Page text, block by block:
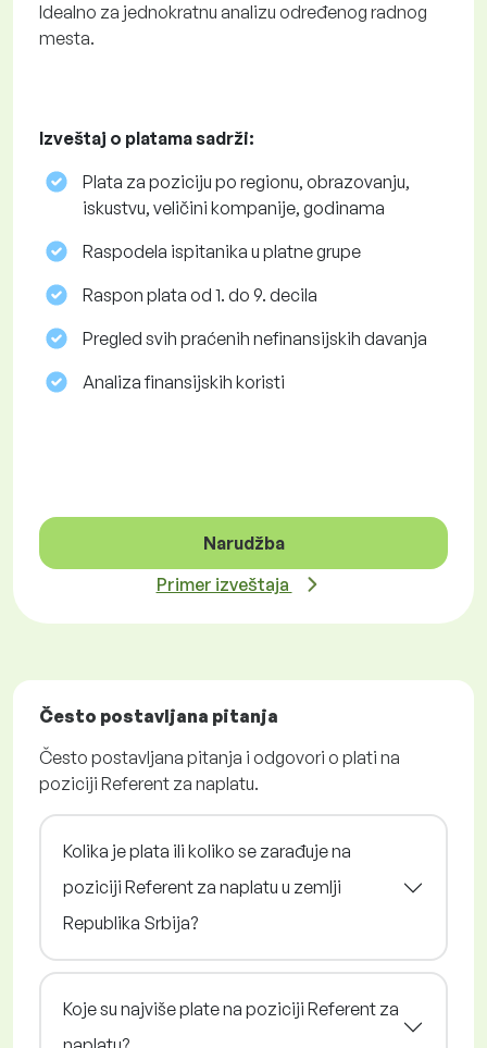
Idealno za jednokratnu analizu određenog radnog
mesta.
Izveštaj o platama sadrži:
Plata za poziciju po regionu, obrazovanju,
iskustvu, veličini kompanije, godinama
Raspodela ispitanika u platne grupe
Raspon plata od 1. do 9. decila
Pregled svih praćenih nefinansijskih davanja
Analiza finansijskih koristi
Narudžba
Primer izveštaja
Često postavljana pitanja
Često postavljana pitanja i odgovori o plati na
poziciji Referent za naplatu.
Kolika je plata ili koliko se zarađuje na
poziciji Referent za naplatu u zemlji
Republika Srbija?
Koje su najviše plate na poziciji Referent za